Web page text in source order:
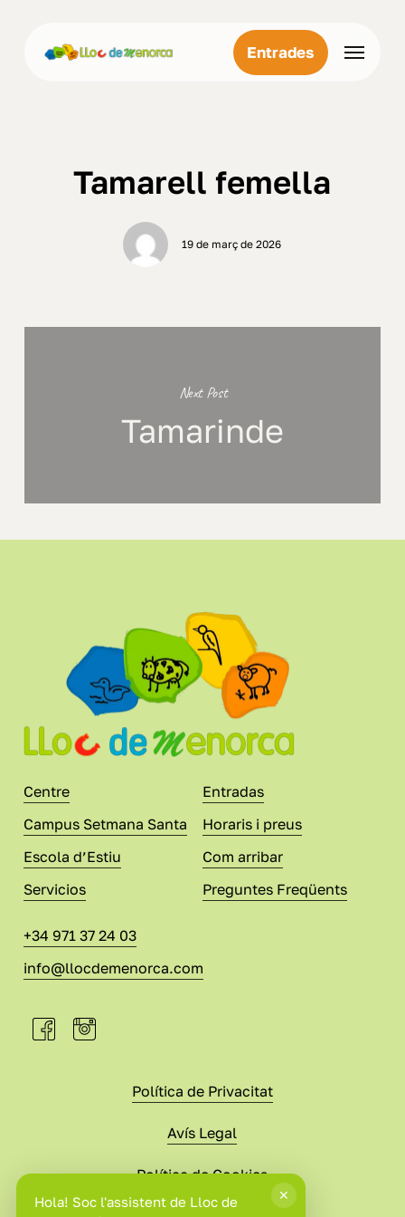
Entrades Menu
Tamarell femella
19 de març de 2026
Next Post
Tamarinde
Centre
Campus Setmana Santa
Escola d’Estiu
Servicios
Entradas
Horaris i preus
Com arribar
Preguntes Freqüents
+34 971 37 24 03
info@llocdemenorca.com
Política de Privacitat
Avís Legal
Política de Cookies